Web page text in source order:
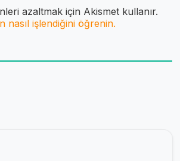
azaltmak için Akismet kullanır.
nasıl işlendiğini öğrenin.